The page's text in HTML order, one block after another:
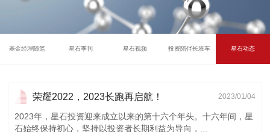
基金经理随笔 星石季刊 星石视频 投资陪伴长班车 星石动态
荣耀2022，2023长跑再启航！ 2023/01/04
2023年，星石投资迎来成立以来的第十六个年头。十六年间，星
石始终保持初心，坚持以投资者长期利益为导向，...